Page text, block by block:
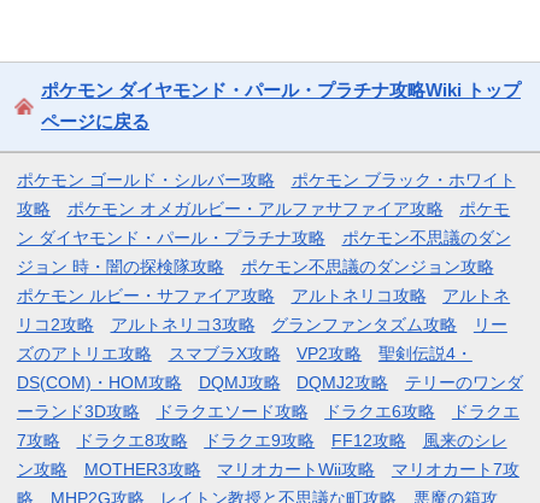
ポケモン ダイヤモンド・パール・プラチナ攻略Wiki トップ
ページに戻る
ポケモン ゴールド・シルバー攻略
ポケモン ブラック・ホワイト
攻略
ポケモン オメガルビー・アルファサファイア攻略
ポケモ
ン ダイヤモンド・パール・プラチナ攻略
ポケモン不思議のダン
ジョン 時・闇の探検隊攻略
ポケモン不思議のダンジョン攻略
ポケモン ルビー・サファイア攻略
アルトネリコ攻略
アルトネ
リコ2攻略
アルトネリコ3攻略 グランファンタズム攻略
リー
ズのアトリエ攻略
スマブラX攻略 VP2攻略
聖剣伝説4・
DS(COM)・HOM攻略
DQMJ攻略 DQMJ2攻略
テリーのワンダ
ーランド3D攻略
ドラクエソード攻略 ドラクエ6攻略
ドラクエ
7攻略
ドラクエ8攻略 ドラクエ9攻略 FF12攻略
風来のシレ
ン攻略
MOTHER3攻略 マリオカートWii攻略
マリオカート7攻
略
MHP2G攻略 レイトン教授と不思議な町攻略 悪魔の箱攻